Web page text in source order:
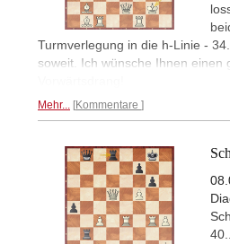
Turmverlegung in die h-Linie -
soweit. Ich wünsche Ihnen einen
Mehr... Kommentare